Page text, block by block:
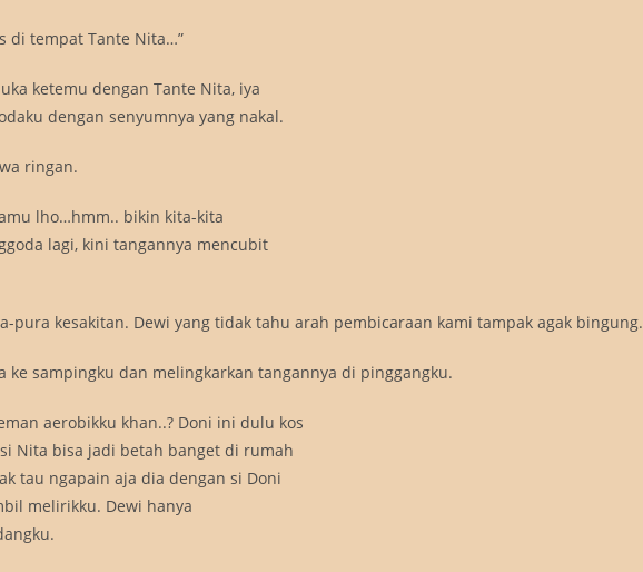
di tempat Tante Nita…”
ketemu dengan Tante Nita, iya
dengan senyumnya yang nakal.
ringan.
lho…hmm.. bikin kita-kita
lagi, kini tangannya mencubit
pura kesakitan. Dewi yang tidak tahu arah pembicaraan kami tampak agak bingung.
ke sampingku dan melingkarkan tangannya di pinggangku.
aerobikku khan..? Doni ini dulu kos
Nita bisa jadi betah banget di rumah
tau ngapain aja dia dengan si Doni
melirikku. Dewi hanya